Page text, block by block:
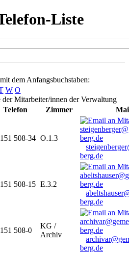
Liste
dem Anfangsbuchstaben:
W O
der Mitarbeiter/innen der Verwaltung
Telefon Zimmer
508-34 O.1.3
berg.de
508-15 E.3.2
berg.de
508-0
KG /
Archiv
berg.de